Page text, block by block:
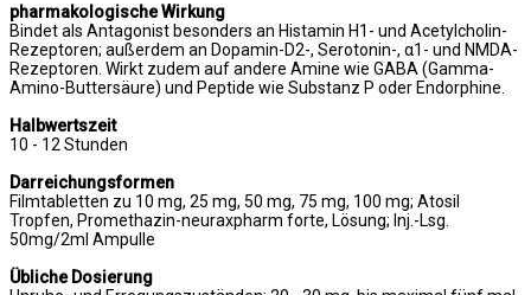
pharmakologische Wirkung
Bindet als Antagonist besonders an Histamin H1- und Acetylcholin-
Rezeptoren; außerdem an Dopamin-D2-, Serotonin-, α1- und NMDA-
Rezeptoren. Wirkt zudem auf andere Amine wie GABA (Gamma-
Amino-Buttersäure) und Peptide wie Substanz P oder Endorphine.
Halbwertszeit
10 - 12 Stunden
Darreichungsformen
Filmtabletten zu 10 mg, 25 mg, 50 mg, 75 mg, 100 mg; Atosil
Tropfen, Promethazin-neuraxpharm forte, Lösung; Inj.-Lsg.
50mg/2ml Ampulle
Übliche Dosierung